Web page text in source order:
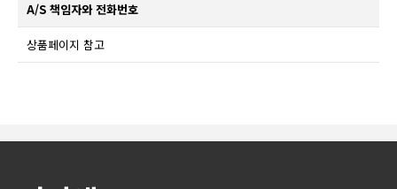
A/S 책임자와 전화번호
상품페이지 참고